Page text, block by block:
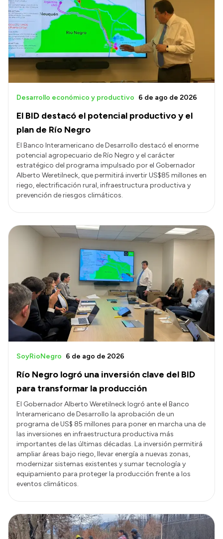
El BID destacó el potencial productivo y el
plan de Río Negro
Desarrollo económico y productivo 6 de ago de 2026
El Banco Interamericano de Desarrollo destacó el enorme
potencial agropecuario de Río Negro y el carácter
estratégico del programa impulsado por el Gobernador
Alberto Weretilneck, que permitirá invertir US$85 millones en
riego, electrificación rural, infraestructura productiva y
prevención de riesgos climáticos.
Río Negro logró una inversión clave del BID
para transformar la producción
SoyRioNegro 6 de ago de 2026
El Gobernador Alberto Weretilneck logró ante el Banco
Interamericano de Desarrollo la aprobación de un
programa de US$ 85 millones para poner en marcha una de
las inversiones en infraestructura productiva más
importantes de las últimas décadas. La inversión permitirá
ampliar áreas bajo riego, llevar energía a nuevas zonas,
modernizar sistemas existentes y sumar tecnología y
equipamiento para proteger la producción frente a los
eventos climáticos.